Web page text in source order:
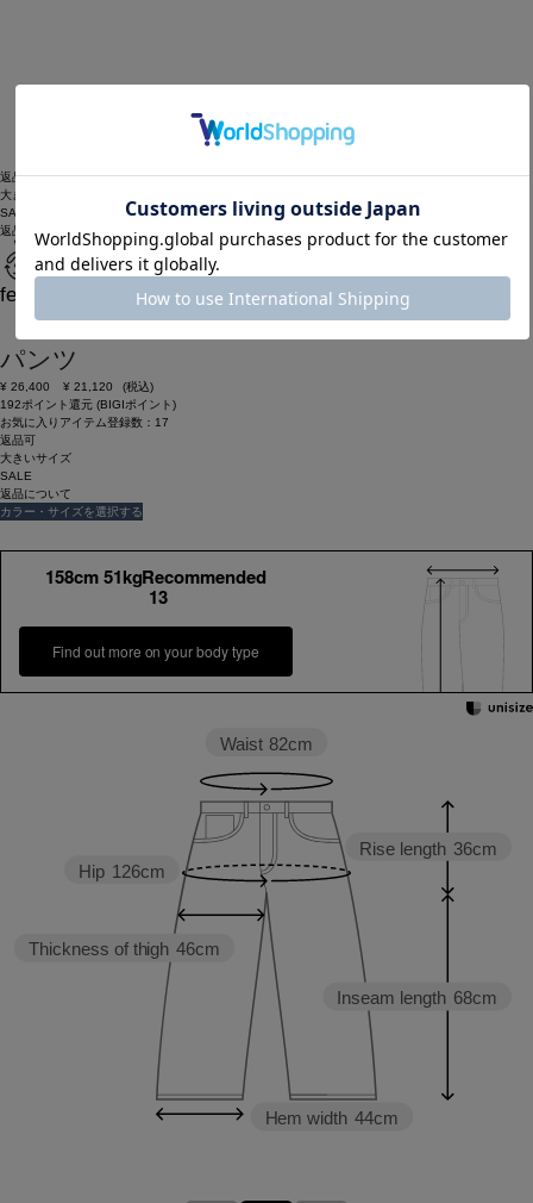
返品可
大きいサイズ
SALE
返品について
feerique
【大きいサイズ】feerique タスランナイロン
パンツ
¥ 26,400 ¥ 21,120
(税込)
192ポイント還元 (BIGIポイント)
お気に入りアイテム登録数： 17
返品可
大きいサイズ
SALE
返品について
カラー・サイズを選択する
158cm 51kgRecommended
13
Find out more on your body type
Inseam length 68cm
Rise length 36cm
Hem width 44cm
Thickness of thigh 46cm
Hip 126cm
Waist 82cm